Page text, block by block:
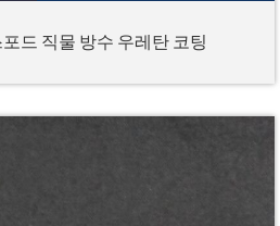
드 직물 방수 우레탄 코팅